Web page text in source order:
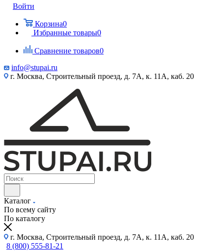
Войти
Корзина0
Избранные товары0
Сравнение товаров0
info@stupai.ru
г. Москва, Строительный проезд, д. 7А, к. 11А, каб. 20
Каталог
По всему сайту
По каталогу
г. Москва, Строительный проезд, д. 7А, к. 11А, каб. 20
8 (800) 555-81-21